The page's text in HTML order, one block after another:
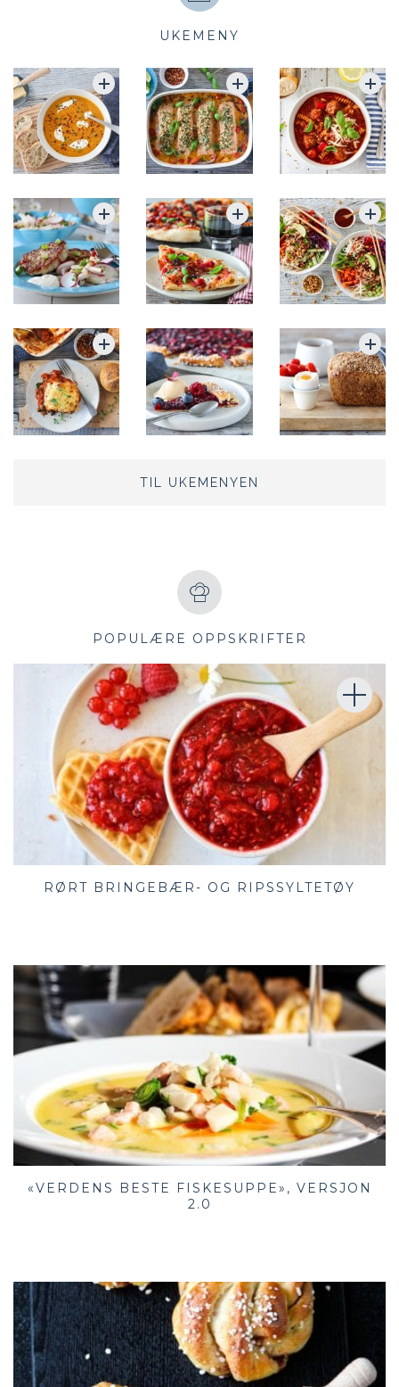
UKEMENY
TIL UKEMENYEN
POPULÆRE OPPSKRIFTER
RØRT BRINGEBÆR- OG RIPSSYLTETØY
«VERDENS BESTE FISKESUPPE», VERSJON
2.0